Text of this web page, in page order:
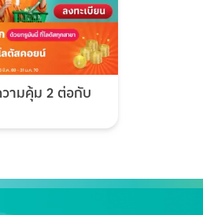
ามคุ้ม 2 ต่อกับ